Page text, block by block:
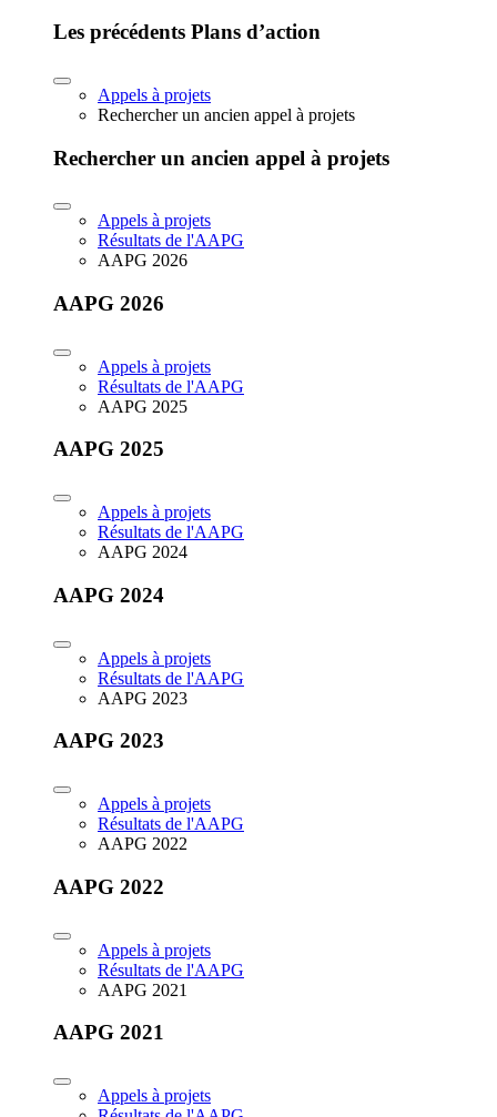
Les précédents Plans d’action
Appels à projets
Rechercher un ancien appel à projets
Rechercher un ancien appel à projets
Appels à projets
Résultats de l'AAPG
AAPG 2026
AAPG 2026
Appels à projets
Résultats de l'AAPG
AAPG 2025
AAPG 2025
Appels à projets
Résultats de l'AAPG
AAPG 2024
AAPG 2024
Appels à projets
Résultats de l'AAPG
AAPG 2023
AAPG 2023
Appels à projets
Résultats de l'AAPG
AAPG 2022
AAPG 2022
Appels à projets
Résultats de l'AAPG
AAPG 2021
AAPG 2021
Appels à projets